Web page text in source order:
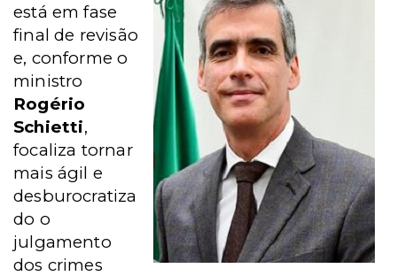
está em fase
final de revisão
e, conforme o
ministro
Rogério
Schietti,
focaliza tornar
mais ágil e
desburocratiza
do o
julgamento
dos crimes